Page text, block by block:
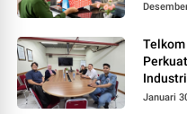
Industri
Januari